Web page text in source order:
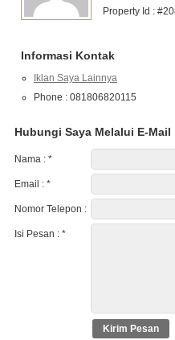
Property Id :
Informasi Kontak
Iklan Saya Lainnya
Phone : 081806820115
Hubungi Saya Melalui E-Mail
Nama : *
Email : *
Nomor Telepon :
Isi Pesan : *